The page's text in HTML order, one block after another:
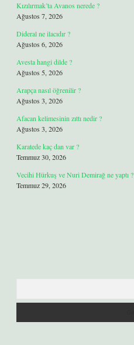
Kızılırmak’ta Avanos nerede ?
Ağustos 7, 2026
Dideral ne ilacıdır ?
Ağustos 6, 2026
Avesta hangi dilde ?
Ağustos 5, 2026
Arapça nasıl öğrenilir ?
Ağustos 3, 2026
Afacan kelimesinin zıttı nedir ?
Ağustos 3, 2026
Karatede kaç dan var ?
Temmuz 30, 2026
Vecihi Hürkuş ve Nuri Demirağ ne yaptı ?
Temmuz 29, 2026